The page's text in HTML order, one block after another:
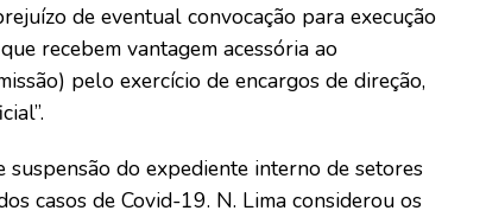
de eventual convocação para execução
recebem vantagem acessória ao
pelo exercício de encargos de direção,
do expediente interno de setores
casos de Covid-19. N. Lima considerou os